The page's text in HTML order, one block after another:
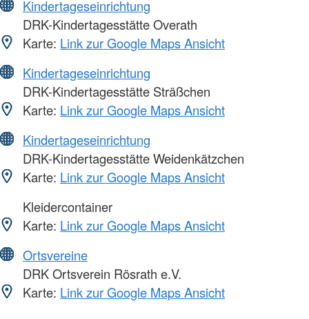
Kindertageseinrichtung
DRK-Kindertagesstätte Overath
Karte: Link zur Google Maps Ansicht
Kindertageseinrichtung
DRK-Kindertagesstätte Sträßchen
Karte: Link zur Google Maps Ansicht
Kindertageseinrichtung
DRK-Kindertagesstätte Weidenkätzchen
Karte: Link zur Google Maps Ansicht
Kleidercontainer
Karte: Link zur Google Maps Ansicht
Ortsvereine
DRK Ortsverein Rösrath e.V.
Karte: Link zur Google Maps Ansicht